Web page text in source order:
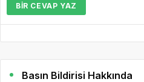
BIR CEVAP YAZ
Basın Bildirisi Hakkında